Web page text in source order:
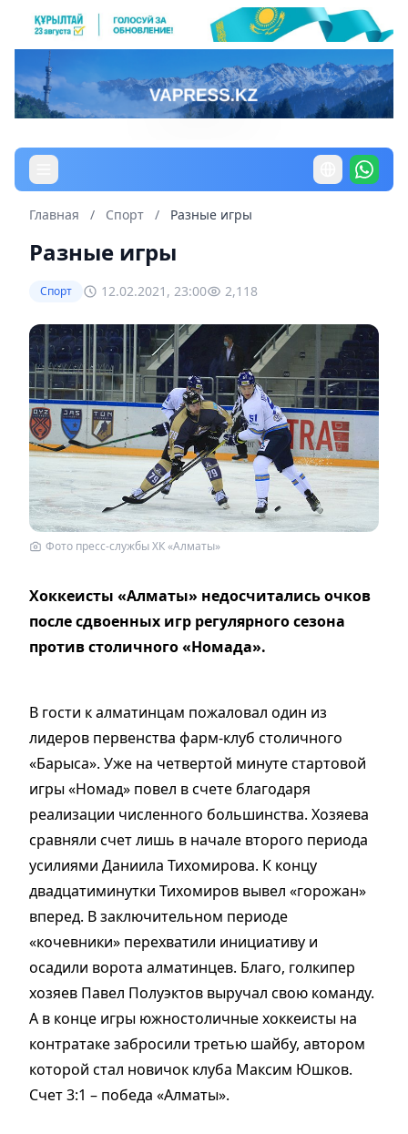
Главная / Спорт / Разные игры
Разные игры
Спорт 12.02.2021, 23:00 2,118
Фото пресс-службы ХК «Алматы»
Хоккеисты «Алматы» недосчитались очков
после сдвоенных игр регулярного сезона
против столичного «Номада».
В гости к алматинцам пожаловал один из
лидеров первенства фарм-клуб столичного
«Барыса». Уже на четвертой минуте стартовой
игры «Номад» повел в счете благодаря
реализации численного большинства. Хозяева
сравняли счет лишь в начале второго периода
усилиями Даниила Тихомирова. К концу
двадцатиминутки Тихомиров вывел «горожан»
вперед. В заключительном периоде
«кочевники» перехватили инициативу и
осадили ворота алматинцев. Благо, голкипер
хозяев Павел Полуэктов выручал свою команду.
А в конце игры южностоличные хоккеисты на
контратаке забросили третью шайбу, автором
которой стал новичок клуба Максим Юшков.
Счет 3:1 – победа «Алматы».